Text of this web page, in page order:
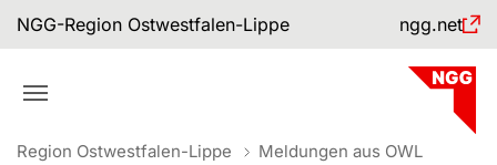
Skip to main navigation
Skip to main content
Skip to page footer
NGG-Region Ostwestfalen-Lippe ngg.net
You are here:
Region Ostwestfalen-Lippe
Meldungen aus OWL